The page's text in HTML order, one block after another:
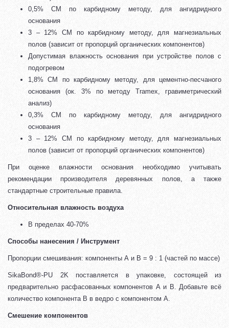
0,5% СМ по карбидному методу, для ангидридного
основания
3 – 12% СМ по карбидному методу, для магнезиальных
полов (зависит от пропорций органических компонентов)
Допустимая влажность основания при устройстве полов с
подогревом
1,8% СМ по карбидному методу, для цементно-песчаного
основания (ок. 3% по методу Tramex, гравиметрический
анализ)
0,3% СМ по карбидному методу, для ангидридного
основания
3 – 12% СМ по карбидному методу, для магнезиальных
полов (зависит от пропорций органических компонентов)
При оценке влажности основания необходимо учитывать
рекомендации производителя деревянных полов, а также
стандартные строительные правила.
Относительная влажность воздуха
В пределах 40-70%
Способы нанесения / Инструмент
Пропорции смешивания: компоненты А и В = 9 : 1 (частей по массе)
SikaBond®-PU 2K поставляется в упаковке, состоящей из
предварительно расфасованных компонентов А и В. Добавьте всё
количество компонента В в ведро с компонентом А.
Смешение компонентов